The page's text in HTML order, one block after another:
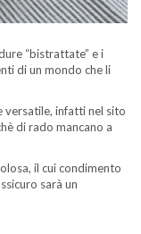
“bistrattate” e i
di un mondo che li
versatile, infatti nel sito
di rado mancano a
il cui condimento
sarà un